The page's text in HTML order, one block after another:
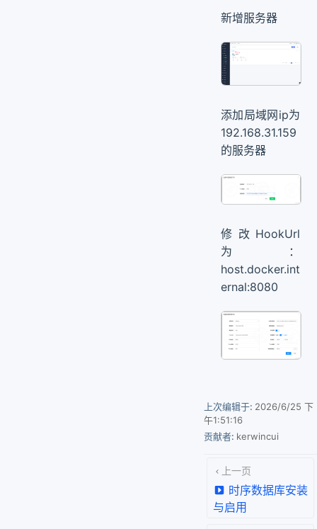
新增服务器
添加局域网ip为
192.168.31.159
的服务器
修改HookUrl
为：
host.docker.int
ernal:8080
上次编辑于: 2026/6/25 下
午1:51:16
贡献者: kerwincui
上一页
时序数据库安装
与启用